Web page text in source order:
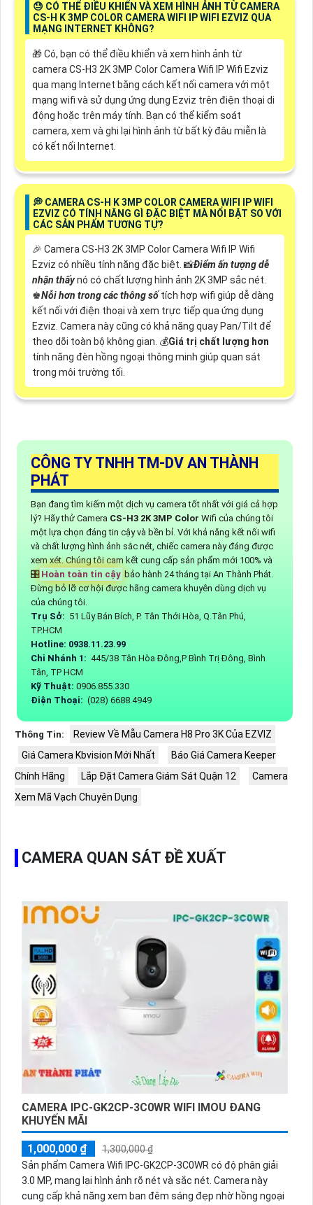
😓 CÓ THỂ ĐIỀU KHIỂN VÀ XEM HÌNH ẢNH TỪ CAMERA
CS-H K 3MP COLOR CAMERA WIFI IP WIFI EZVIZ QUA
MẠNG INTERNET KHÔNG?
🎁 Có, bạn có thể điều khiển và xem hình ảnh từ
camera CS-H3 2K 3MP Color Camera Wifi IP Wifi Ezviz
qua mạng Internet bằng cách kết nối camera với một
mạng wifi và sử dụng ứng dụng Ezviz trên điện thoại di
động hoặc trên máy tính. Bạn có thể kiểm soát
camera, xem và ghi lại hình ảnh từ bất kỳ đâu miễn là
có kết nối Internet.
️💭 CAMERA CS-H K 3MP COLOR CAMERA WIFI IP WIFI
EZVIZ CÓ TÍNH NĂNG GÌ ĐẶC BIỆT MÀ NỔI BẬT SO VỚI
CÁC SẢN PHẨM TƯƠNG TỰ?
️🎉 Camera CS-H3 2K 3MP Color Camera Wifi IP Wifi
Ezviz có nhiều tính năng đặc biệt. 📸Điểm ấn tượng dễ
nhận thấynó có chất lượng hình ảnh 2K 3MP sắc nét.
♚Nỗi hơn trong các thông sốtích hợp wifi giúp dễ dàng
kết nối với điện thoại và xem trực tiếp qua ứng dụng
Ezviz. Camera này cũng có khả năng quay Pan/Tilt để
theo dõi toàn bộ không gian. 💰Giá trị chất lượng hơn
tính năng đèn hồng ngoại thông minh giúp quan sát
trong môi trường tối.
CÔNG TY TNHH TM-DV AN THÀNH
PHÁT
Bạn đang tìm kiếm một dịch vụ camera tốt nhất với giá cả hợp
lý? Hãy thử Camera CS-H3 2K 3MP Color Wifi của chúng tôi
một lựa chọn đáng tin cậy và bền bỉ. Với khả năng kết nối wifi
và chất lượng hình ảnh sắc nét, chiếc camera này đáng được
xem xét. Chúng tôi cam kết cung cấp sản phẩm mới 100% và
🎛 Hoàn toàn tin cậy bảo hành 24 tháng tại An Thành Phát.
Đừng bỏ lỡ cơ hội được hãng camera khuyên dùng dịch vụ
của chúng tôi.
Trụ Sở: 51 Lũy Bán Bích, P. Tân Thới Hòa, Q.Tân Phú,
TP.HCM
Hotline: 0938.11.23.99
Chi Nhánh 1: 445/38 Tân Hòa Đông,P Bình Trị Đông, Bình
Tân, TP HCM
Kỹ Thuật: 0906.855.330
Điện Thoại: (028) 6688.4949
Thông Tin:
Review Về Mẫu Camera H8 Pro 3K Của EZVIZ
Giá Camera Kbvision Mới Nhất
Báo Giá Camera Keeper
Chính Hãng
Lắp Đặt Camera Giám Sát Quận 12
Camera
Xem Mã Vạch Chuyên Dụng
CAMERA QUAN SÁT ĐỀ XUẤT
CAMERA IPC-GK2CP-3C0WR WIFI IMOU ĐANG
KHUYẾN MÃI
1,000,000 ₫
1,300,000 ₫
Sản phẩm Camera Wifi IPC-GK2CP-3C0WR có độ phân giải
3.0 MP, mang lại hình ảnh rõ nét và sắc nét. Camera này
cung cấp khả năng xem ban đêm sáng đẹp nhờ hồng ngoại